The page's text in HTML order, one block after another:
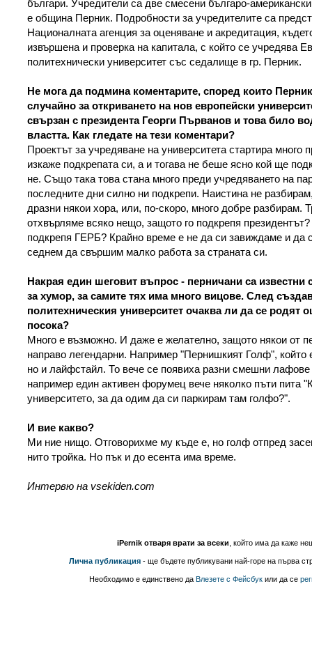
българи. Учредители са две смесени българо-
е община Перник. Подробности за учредителите са
Националната агенция за оценяване и акредитация,
извършена и проверка на капитала, с който се учредява
политехнически университет със седалище в гр. Перник.
Не мога да подмина коментарите, според които
случайно за откриването на нов европейски
свързан с президента Георги Първанов и това било
властта. Как гледате на тези коментари?
Проектът за учредяване на университета стартира много
изкаже подкрепата си, а и тогава не беше ясно кой ще
не. Също така това стана много преди учредяването на
последните дни силно ни подкрепи. Наистина не
дразни някои хора, или, по-скоро, много добре разбирам.
отхвърляме всяко нещо, защото го подкрепя
подкрепя ГЕРБ? Крайно време е не да си завиждаме и да
седнем да свършим малко работа за страната си.
Накрая един шеговит въпрос - перничани са известни
за хумор, за самите тях има много вицове. След
политехническия университет очаква ли да се родят
посока?
Много е възможно. И даже е желателно, защото някои от
направо легендарни. Например "Пернишкият Голф", който
но и лайфстайл. То вече се появиха разни смешни
например един активен форумец вече няколко пъти пита
университето, за да одим да си паркирам там голфо?".
И вие какво?
Ми ние нищо. Отговорихме му къде е, но голф отпред
нито тройка. Но пък и до есента има време.
Интервю на vsekiden.com
iPernik отваря врати за всеки , който има да каже
Лична публикация - ще бъдете публикувани най-горе на първа
Необходимо е единствено да Влезете с Фейсбукили да се